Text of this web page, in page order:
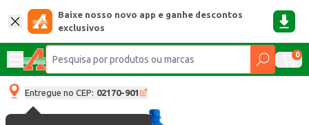
Baixe nosso novo app e ganhe descontos
exclusivos
0
Entregue no CEP: 02170-901